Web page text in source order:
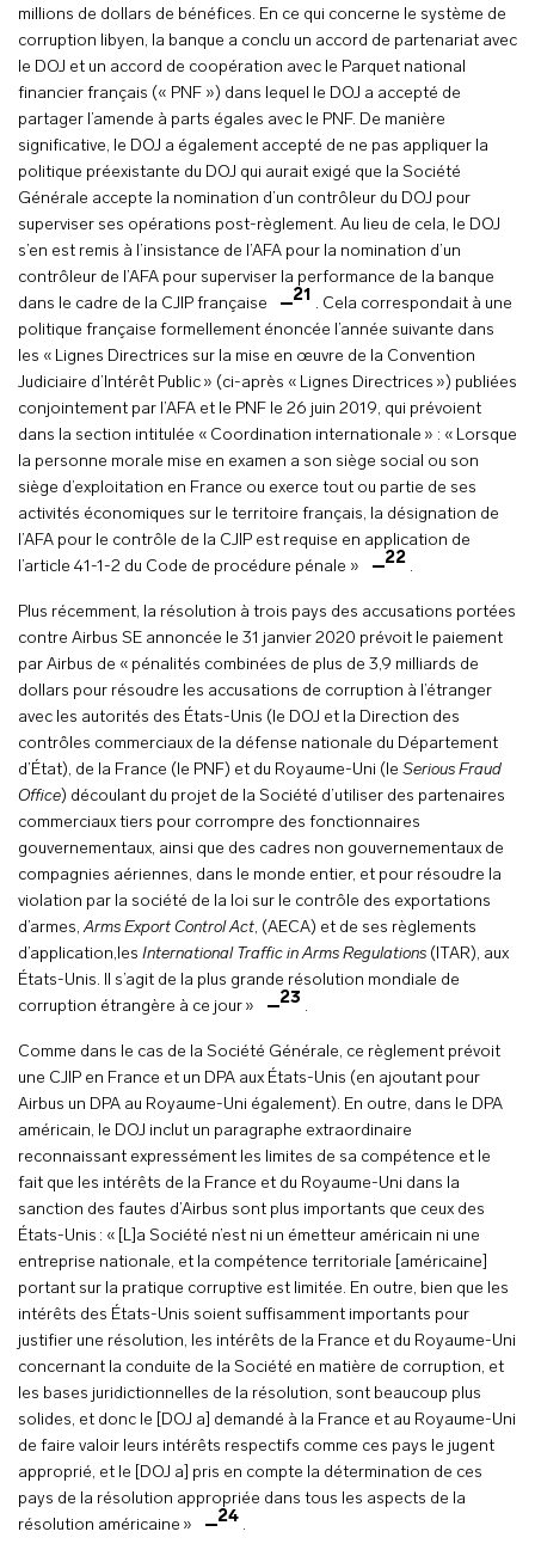
millions de dollars de bénéfices. En ce qui concerne le système de
corruption libyen, la banque a conclu un accord de partenariat avec
le DOJ et un accord de coopération avec le Parquet national
financier français (« PNF ») dans lequel le DOJ a accepté de
partager l’amende à parts égales avec le PNF. De manière
significative, le DOJ a également accepté de ne pas appliquer la
politique préexistante du DOJ qui aurait exigé que la Société
Générale accepte la nomination d’un contrôleur du DOJ pour
superviser ses opérations post-règlement. Au lieu de cela, le DOJ
s’en est remis à l’insistance de l’AFA pour la nomination d’un
contrôleur de l’AFA pour superviser la performance de la banque
dans le cadre de la CJIP française
21 . Cela correspondait à une
politique française formellement énoncée l’année suivante dans
les « Lignes Directrices sur la mise en œuvre de la Convention
Judiciaire d’Intérêt Public » (ci-après « Lignes Directrices ») publiées
conjointement par l’AFA et le PNF le 26 juin 2019, qui prévoient
dans la section intitulée « Coordination internationale » : « Lorsque
la personne morale mise en examen a son siège social ou son
siège d’exploitation en France ou exerce tout ou partie de ses
activités économiques sur le territoire français, la désignation de
l’AFA pour le contrôle de la CJIP est requise en application de
l’article 41-1-2 du Code de procédure pénale »
22 .
Plus récemment, la résolution à trois pays des accusations portées
contre Airbus SE annoncée le 31 janvier 2020 prévoit le paiement
par Airbus de « pénalités combinées de plus de 3,9 milliards de
dollars pour résoudre les accusations de corruption à l’étranger
avec les autorités des États-Unis (le DOJ et la Direction des
contrôles commerciaux de la défense nationale du Département
d’État), de la France (le PNF) et du Royaume-Uni (le Serious Fraud
Office) découlant du projet de la Société d’utiliser des partenaires
commerciaux tiers pour corrompre des fonctionnaires
gouvernementaux, ainsi que des cadres non gouvernementaux de
compagnies aériennes, dans le monde entier, et pour résoudre la
violation par la société de la loi sur le contrôle des exportations
d’armes,Arms Export Control Act, (AECA) et de ses règlements
d’application,les International Traffic in Arms Regulations (ITAR), aux
États-Unis. Il s’agit de la plus grande résolution mondiale de
corruption étrangère à ce jour »
23 .
Comme dans le cas de la Société Générale, ce règlement prévoit
une CJIP en France et un DPA aux États-Unis (en ajoutant pour
Airbus un DPA au Royaume-Uni également). En outre, dans le DPA
américain, le DOJ inclut un paragraphe extraordinaire
reconnaissant expressément les limites de sa compétence et le
fait que les intérêts de la France et du Royaume-Uni dans la
sanction des fautes d’Airbus sont plus importants que ceux des
États-Unis : « [L]a Société n’est ni un émetteur américain ni une
entreprise nationale, et la compétence territoriale [américaine]
portant sur la pratique corruptive est limitée. En outre, bien que les
intérêts des États-Unis soient suffisamment importants pour
justifier une résolution, les intérêts de la France et du Royaume-Uni
concernant la conduite de la Société en matière de corruption, et
les bases juridictionnelles de la résolution, sont beaucoup plus
solides, et donc le [DOJ a] demandé à la France et au Royaume-Uni
de faire valoir leurs intérêts respectifs comme ces pays le jugent
approprié, et le [DOJ a] pris en compte la détermination de ces
pays de la résolution appropriée dans tous les aspects de la
résolution américaine »
24 .